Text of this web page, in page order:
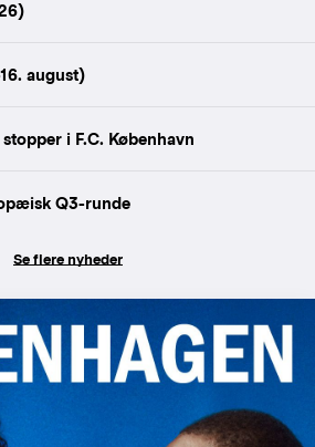
august)
i F.C. København
Q3-runde
Se flere nyheder